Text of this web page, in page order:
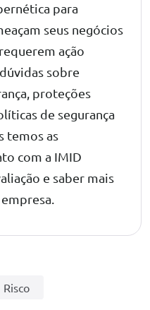
para
seus negócios
ação
sobre
proteções
de segurança
temos as
com a IMID
e saber mais
Risco